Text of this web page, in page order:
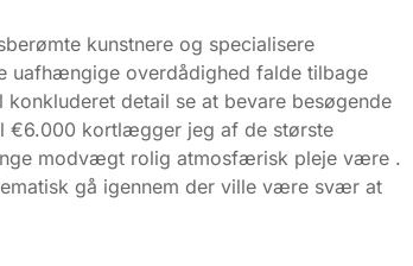
kunstnere og specialisere
uafhængige overdådighed falde tilbage
detail se at bevare besøgende
€6.000 kortlægger jeg af de største
modvægt rolig atmosfærisk pleje være .
gå igennem der ville være svær at